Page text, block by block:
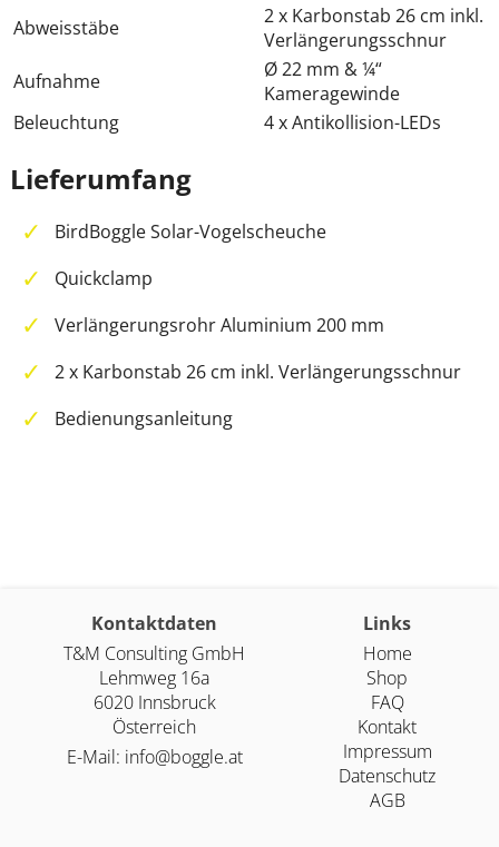
Abweisstäbe
2 x Karbonstab 26 cm inkl.
Verlängerungsschnur
Aufnahme
Ø 22 mm & ¼“
Kameragewinde
Beleuchtung
4 x Antikollision-LEDs
Lieferumfang
BirdBoggle Solar-Vogelscheuche
Quickclamp
Verlängerungsrohr Aluminium 200 mm
2 x Karbonstab 26 cm inkl. Verlängerungsschnur
Bedienungsanleitung
Kontaktdaten
T&M Consulting GmbH
Lehmweg 16a
6020 Innsbruck
Österreich
E-Mail: info@boggle.at
Links
Home
Shop
FAQ
Kontakt
Impressum
Datenschutz
AGB